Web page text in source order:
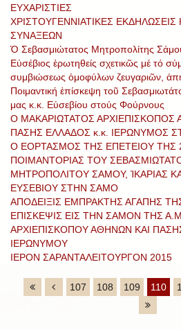
ΕΥΧΑΡΙΣΤΙΕΣ
ΧΡΙΣΤΟΥΓΕΝΝΙΑΤΙΚΕΣ ΕΚΔΗΛΩΣΕΙΣ
ΣΥΝΑΞΕΩΝ
Ὁ Σεβασμιώτατος Μητροπολίτης Σάμου
Εὐσέβιος ἐρωτηθείς σχετικῶς μέ τό
συμβιώσεως ὁμοφύλων ζευγαριῶν,
Ποιμαντική ἐπίσκεψη τοῦ
μας κ.κ. Εὐσεβίου στούς Φούρνους
Ο ΜΑΚΑΡΙΩΤΑΤΟΣ ΑΡΧΙΕΠΙΣΚΟΠΟΣ
ΠΑΣΗΣ ΕΛΛΑΔΟΣ κ.κ. ΙΕΡΩΝΥΜΟΣ
Ο ΕΟΡΤΑΣΜΟΣ ΤΗΣ ΕΠΕΤΕΙΟΥ ΤΗΣ
ΠΟΙΜΑΝΤΟΡΙΑΣ ΤΟΥ
ΜΗΤΡΟΠΟΛΙΤΟΥ ΣΑΜΟΥ, ἸΚΑΡΙΑΣ
ΕΥΣΕΒΙΟΥ ΣΤΗΝ ΣΑΜΟ
ΑΠΟΔΕΙΞΙΣ ΕΜΠΡΑΚΤΗΣ ΑΓΑΠΗΣ
ΕΠΙΣΚΕΨΙΣ ΕΙΣ ΤΗΝ ΣΑΜΟΝ ΤΗΣ
ΑΡΧΙΕΠΙΣΚΟΠΟΥ ΑΘΗΝΩΝ ΚΑΙ
ΙΕΡΩΝΥΜΟΥ
ΙΕΡΟΝ ΣΑΡΑΝΤΑΛΕΙΤΟΥΡΓΟΝ 2015
107 108 109 110